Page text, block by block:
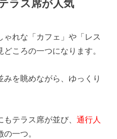
ラス席が人気
ゃれな「カフェ」や「レス
ころの一つになります。
みを眺めながら、ゆっくり
もテラス席が並び、通行人
一つ。